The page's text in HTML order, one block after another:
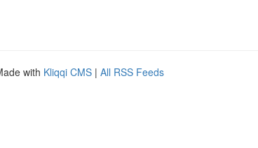
with Kliqqi CMS | All RSS Feeds